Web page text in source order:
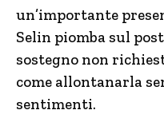
un’importante
Selin piomba sul
sostegno non
come allontanarla
sentimenti.